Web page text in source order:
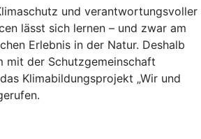
und verantwortungsvoller
lässt sich lernen – und zwar am
Erlebnis in der Natur. Deshalb
mit der Schutzgemeinschaft
Klimabildungsprojekt „Wir und